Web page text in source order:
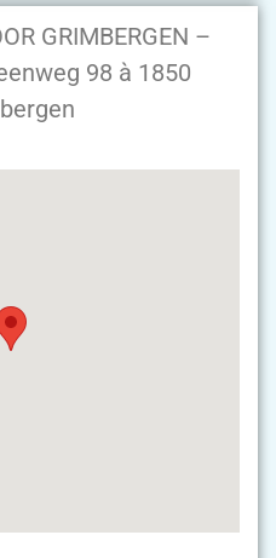
GRIMBERGEN –
98 à 1850